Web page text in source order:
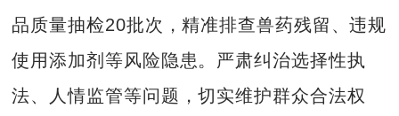
品质量抽检20批次，精准排查兽药残留、违规
使用添加剂等风险隐患。严肃纠治选择性执
法、人情监管等问题，切实维护群众合法权